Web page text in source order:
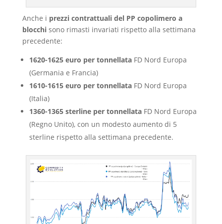
Anche i prezzi contrattuali del PP copolimero a
blocchisono rimasti invariati rispetto alla settimana
precedente:
1620-1625 euro per tonnellataFD Nord Europa
(Germania e Francia)
1610-1615 euro per tonnellataFD Nord Europa
(Italia)
1360-1365 sterline per tonnellataFD Nord Europa
(Regno Unito), con un modesto aumento di 5
sterline rispetto alla settimana precedente.